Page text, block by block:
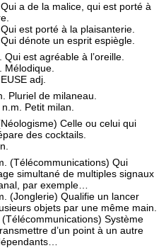
a de la malice, qui est porté à
est porté à la plaisanterie.
dénote un esprit espiègle.
Qui est agréable à l’oreille.
Mélodique.
EUSE adj.
Pluriel de milaneau.
n.m. Petit milan.
Celle ou celui qui
des cocktails.
n.
(Télécommunications) Qui
simultané de multiples signaux
par exemple…
(Jonglerie) Qualifie un lancer
objets par une même main.
(Télécommunications) Système
d’un point à un autre